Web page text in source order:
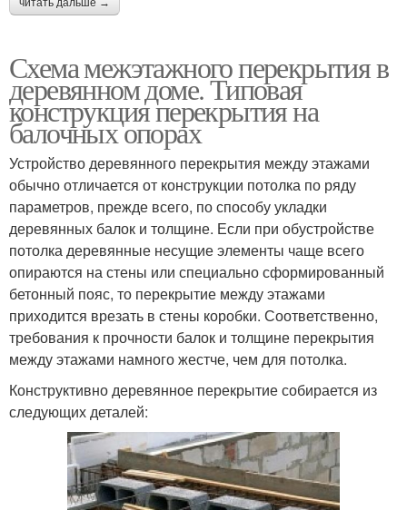
Схема межэтажного перекрытия в
деревянном доме. Типовая
конструкция перекрытия на
балочных опорах
Устройство деревянного перекрытия между этажами
обычно отличается от конструкции потолка по ряду
параметров, прежде всего, по способу укладки
деревянных балок и толщине. Если при обустройстве
потолка деревянные несущие элементы чаще всего
опираются на стены или специально сформированный
бетонный пояс, то перекрытие между этажами
приходится врезать в стены коробки. Соответственно,
требования к прочности балок и толщине перекрытия
между этажами намного жестче, чем для потолка.
Конструктивно деревянное перекрытие собирается из
следующих деталей: